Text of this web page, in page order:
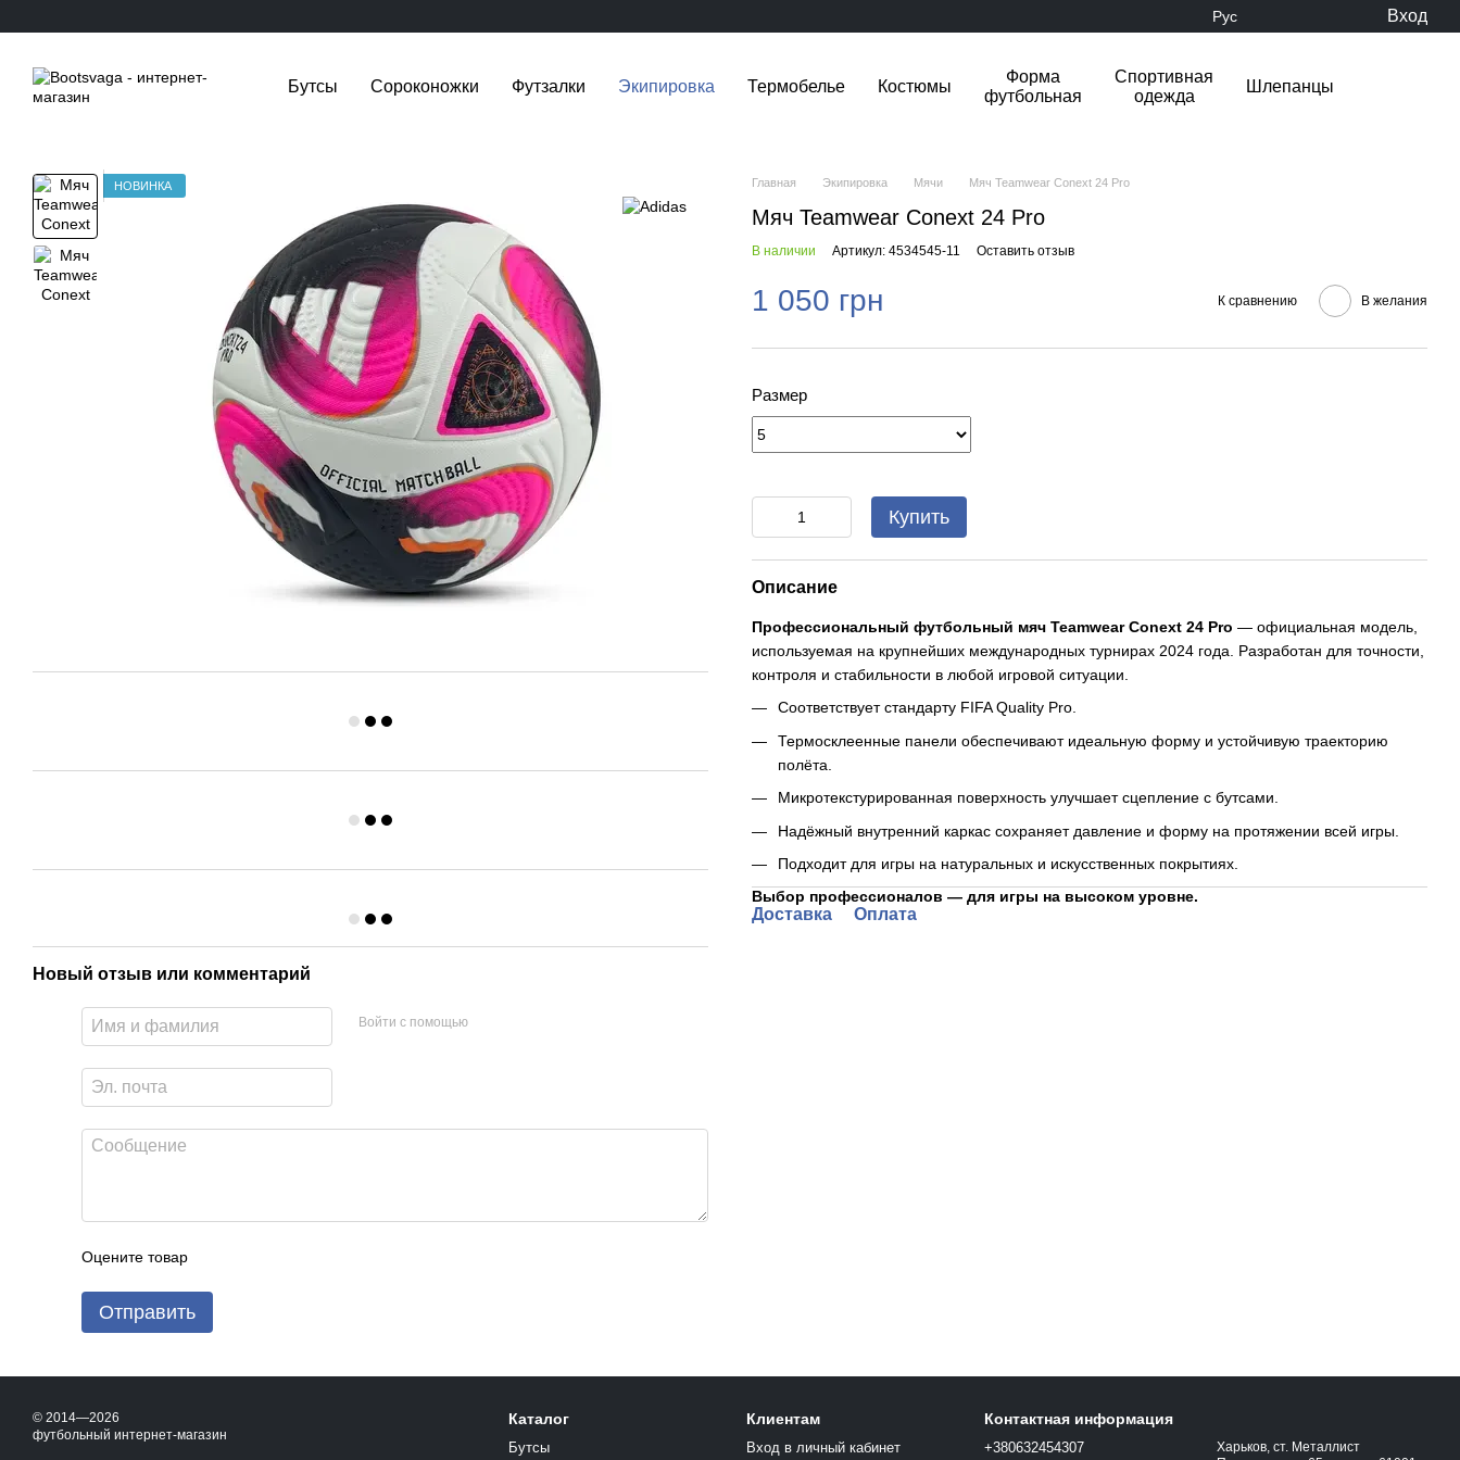
Рус Вход
Бутсы Сороконожки Футзалки Экипировка Термобелье Костюмы
Форма
футбольная
Спортивная
одежда
Шлепанцы
НОВИНКА
Новый отзыв или комментарий
Войти с помощью
Оцените товар
Отправить
Главная Экипировка Мячи Мяч Teamwear Conext 24 Pro
Мяч Teamwear Conext 24 Pro
В наличии Артикул: 4534545-11 Оставить отзыв
1 050 грн К сравнению В желания
Размер
Купить
Описание
Профессиональный футбольный мяч Teamwear Conext 24 Pro — официальная модель,
используемая на крупнейших международных турнирах 2024 года. Разработан для точности,
контроля и стабильности в любой игровой ситуации.
Соответствует стандарту FIFA Quality Pro.
Термосклеенные панели обеспечивают идеальную форму и устойчивую траекторию
полёта.
Микротекстурированная поверхность улучшает сцепление с бутсами.
Надёжный внутренний каркас сохраняет давление и форму на протяжении всей игры.
Подходит для игры на натуральных и искусственных покрытиях.
Выбор профессионалов — для игры на высоком уровне.
Доставка Оплата
© 2014—2026
футбольный интернет-магазин
Каталог
Бутсы
Клиентам
Вход в личный кабинет
Контактная информация
+380632454307
Харьков, ст. Металлист